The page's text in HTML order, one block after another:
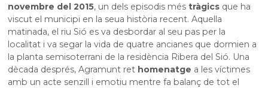
novembre del 2015, un dels episodis méstràgics que ha
viscut el municipi en la seua història recent. Aquella
matinada, el riu Sió es va desbordar al seu pas per la
localitat i va segar la vida de quatre ancianes que dormien a
la planta semisoterrani de la residència Ribera del Sió. Una
dècada després, Agramunt ret homenatge a les víctimes
amb un acte senzill i emotiu mentre fa balanç de tot el